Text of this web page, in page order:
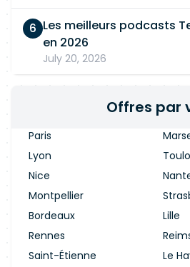
Les meilleurs podcasts
en 2026
July 20, 2026
Offres par
Paris
Lyon
Nice
Montpellier
Bordeaux
Lille
Rennes
Saint-Étienne
Le